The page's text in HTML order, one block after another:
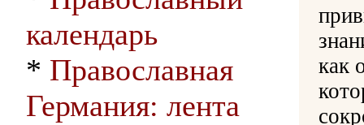
календарь
* Православная
Германия: лента
как